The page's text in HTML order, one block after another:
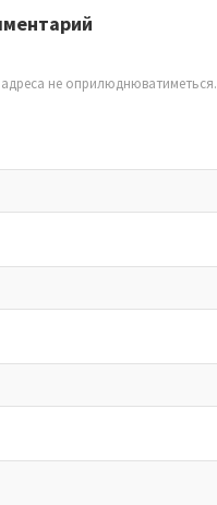
не оприлюднюватиметься.